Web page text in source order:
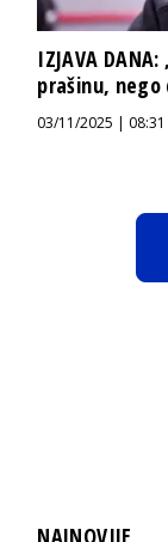
IZJAVA
prašinu, nego
03/11/2025 | 08:31